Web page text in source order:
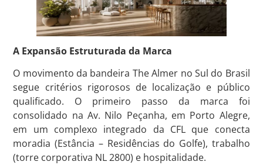
A Expansão Estruturada da Marca
O movimento da bandeira The Almer no Sul do Brasil
segue critérios rigorosos de localização e público
qualificado. O primeiro passo da marca foi
consolidado na Av. Nilo Peçanha, em Porto Alegre,
em um complexo integrado da CFL que conecta
moradia (Estância – Residências do Golfe), trabalho
(torre corporativa NL 2800) e hospitalidade.